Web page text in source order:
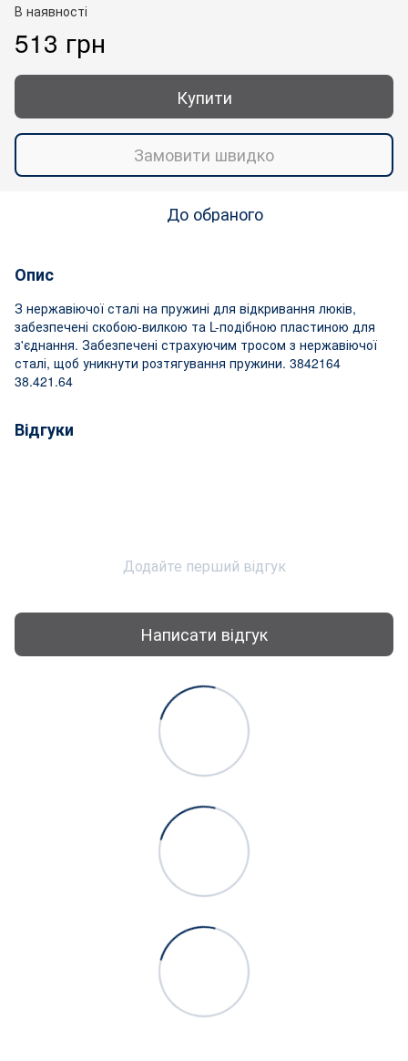
В наявності
513 грн
Купити
Замовити швидко
До обраного
Опис
З нержавіючої сталі на пружині для відкривання люків,
забезпечені скобою-вилкою та L-подібною пластиною для
з'єднання. Забезпечені страхуючим тросом з нержавіючої
сталі, щоб уникнути розтягування пружини. 3842164
38.421.64
Відгуки
Додайте перший відгук
Написати відгук